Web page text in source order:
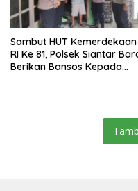
Sambut HUT Kemerdekaan
RI Ke 81, Polsek Siantar
Berikan Bansos Kepada